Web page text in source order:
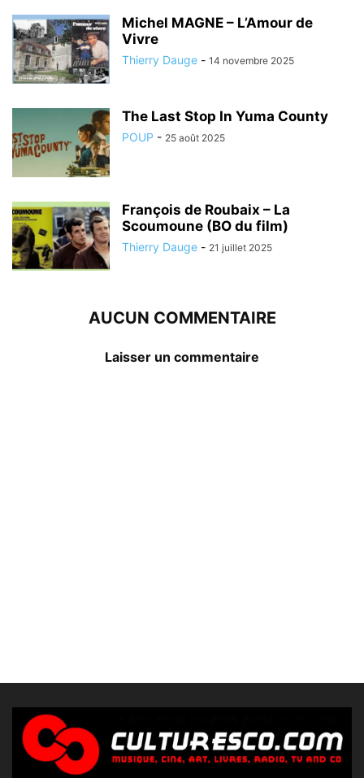
Michel MAGNE – L’Amour de
Vivre
Thierry Dauge - 14 novembre 2025
The Last Stop In Yuma County
POUP - 25 août 2025
François de Roubaix – La
Scoumoune (BO du film)
Thierry Dauge - 21 juillet 2025
AUCUN COMMENTAIRE
Laisser un commentaire